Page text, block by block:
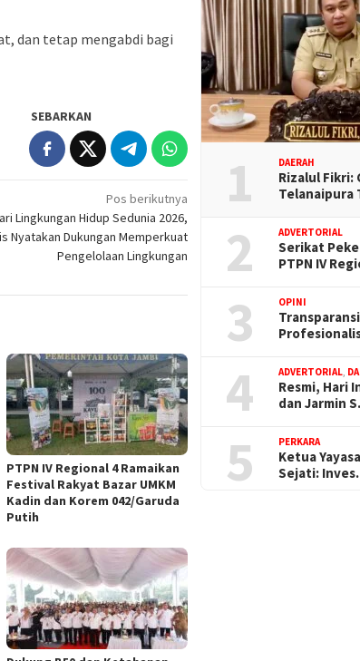
dan tetap mengabdi bagi
SEBARKAN
Pos berikutnya
Lingkungan Hidup Sedunia 2026,
Nyatakan Dukungan Memperkuat
Pengelolaan Lingkungan
PTPN IV Regional 4 Ramaikan
Festival Rakyat Bazar UMKM
Kadin dan Korem 042/Garuda
Putih
1 DAERAH
Rizalul Fikri:
Telanaipura
2 ADVERTORIAL
Serikat
PTPN IV
3 OPINI
4 ADVERTORIAL,
Resmi, Hari
dan Jarmin
5 PERKARA
Ketua
Sejati: